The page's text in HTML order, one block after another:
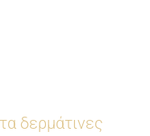
δερμάτινες